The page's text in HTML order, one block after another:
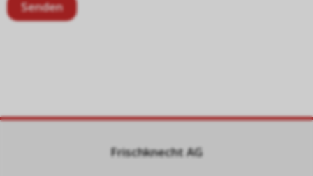
Frischknecht AG